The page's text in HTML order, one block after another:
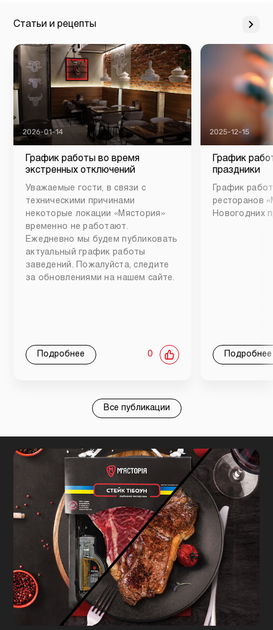
Статьи и рецепты
2026-01-14
График работы во время
экстренных отключений
Уважаемые гости, в связи с
техническими причинами
некоторые локации «Мястория»
временно не работают.
Ежедневно мы будем публиковать
актуальный график работы
заведений. Пожалуйста, следите
за обновлениями на нашем сайте.
Подробнее 0
2025-12-15
График
праздники
График
ресторанов
Новогодних
Подробнее
Все публикации